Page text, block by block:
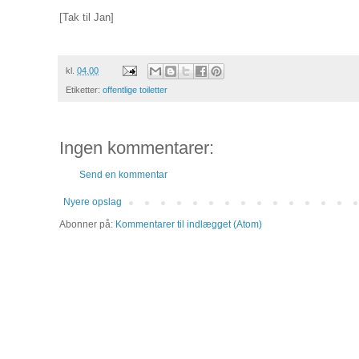
[Tak til Jan]
kl. 04.00
Etiketter: offentlige toiletter
Ingen kommentarer:
Send en kommentar
Nyere opslag
Abonner på: Kommentarer til indlægget (Atom)